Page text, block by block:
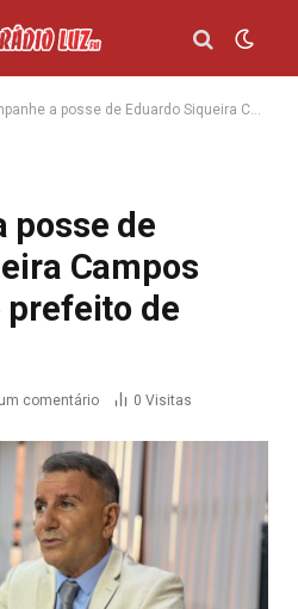
a posse de Eduardo Siqueira Campos (PODE) como prefeito de Palmas
posse de
Campos
prefeito de
comentário 0 Visitas